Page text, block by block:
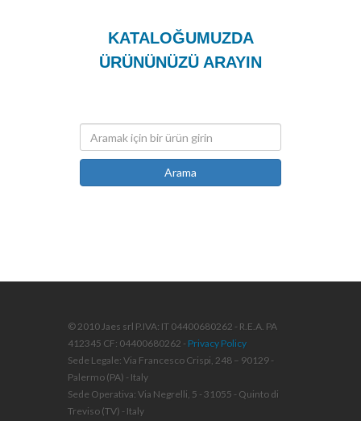
KATALOĞUMUZDA
ÜRÜNÜNÜZÜ ARAYIN
Arama
© 2010 Jaes srl P.IVA: IT 04400680262 - R.E.A. PA
412345 CF: 04400680262 - Privacy Policy
Sede Legale: Via Francesco Crispi, 248 – 90129 -
Palermo (PA) - Italy
Sede Operativa: Via Negrelli, 5 - 31055 - Quinto di
Treviso (TV) - Italy